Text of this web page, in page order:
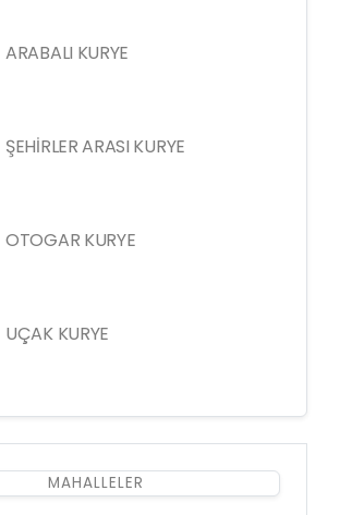
ARABALI KURYE
ŞEHİRLER ARASI KURYE
OTOGAR KURYE
UÇAK KURYE
MAHALLELER